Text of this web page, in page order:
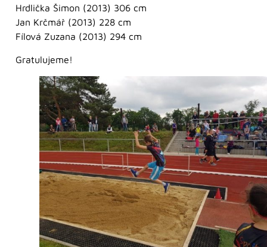
Hrdlička Šimon (2013) 306 cm
Jan Krčmář (2013) 228 cm
Fílová Zuzana (2013) 294 cm
Gratulujeme!